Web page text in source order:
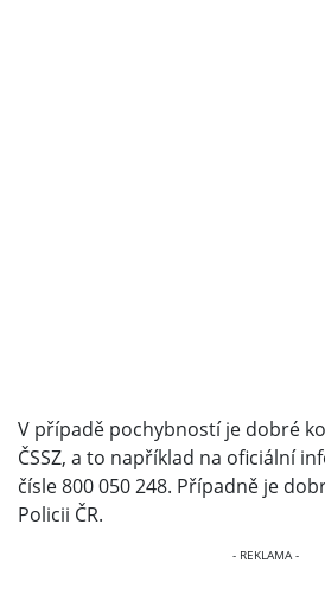
V případě pochybností je dobré
ČSSZ, a to například na oficiální
čísle 800 050 248. Případně je
Policii ČR.